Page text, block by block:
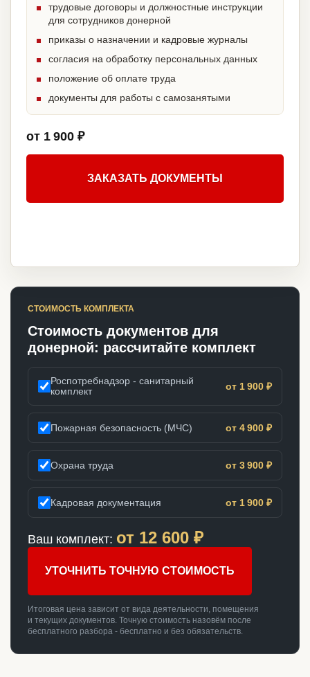
трудовые договоры и должностные инструкции
для сотрудников донерной
приказы о назначении и кадровые журналы
согласия на обработку персональных данных
положение об оплате труда
документы для работы с самозанятыми
от 1 900 ₽
ЗАКАЗАТЬ ДОКУМЕНТЫ
СТОИМОСТЬ КОМПЛЕКТА
Стоимость документов для
донерной: рассчитайте комплект
Роспотребнадзор - санитарный
комплект
от 1 900 ₽
Пожарная безопасность (МЧС) от 4 900 ₽
Охрана труда от 3 900 ₽
Кадровая документация от 1 900 ₽
Ваш комплект: от 12 600 ₽
УТОЧНИТЬ ТОЧНУЮ СТОИМОСТЬ
Итоговая цена зависит от вида деятельности, помещения
и текущих документов. Точную стоимость назовём после
бесплатного разбора - бесплатно и без обязательств.